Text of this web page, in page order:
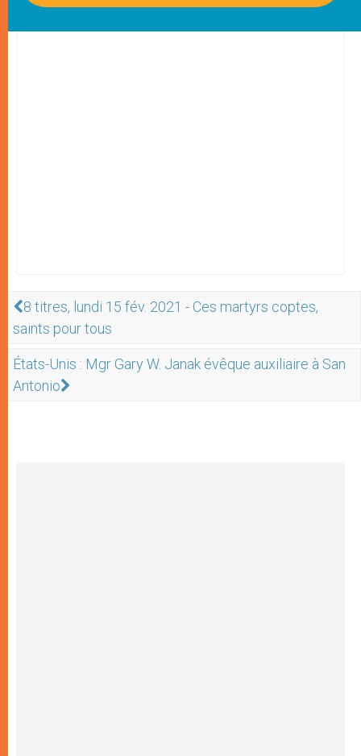
8 titres, lundi 15 fév. 2021 - Ces martyrs coptes,
saints pour tous
États-Unis : Mgr Gary W. Janak évêque auxiliaire à San
Antonio